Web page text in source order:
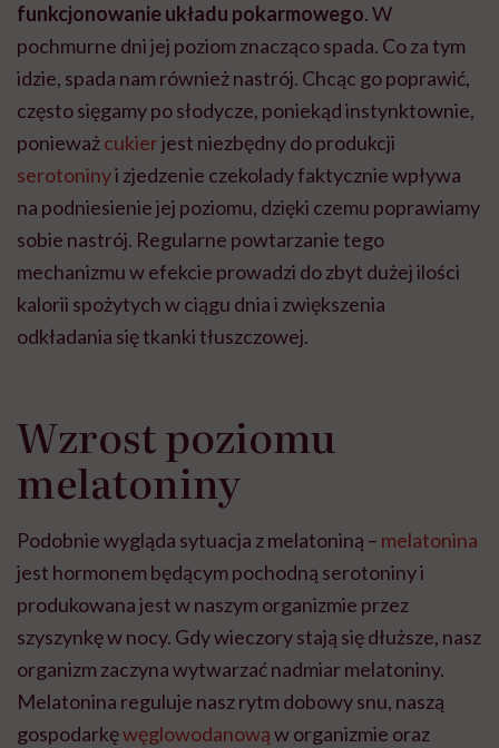
funkcjonowanie układu pokarmowego. W
pochmurne dni jej poziom znacząco spada. Co za tym
idzie, spada nam również nastrój. Chcąc go poprawić,
często sięgamy po słodycze, poniekąd instynktownie,
ponieważcukierjest niezbędny do produkcji
serotoninyi zjedzenie czekolady faktycznie wpływa
na podniesienie jej poziomu, dzięki czemu poprawiamy
sobie nastrój. Regularne powtarzanie tego
mechanizmu w efekcie prowadzi do zbyt dużej ilości
kalorii spożytych w ciągu dnia i zwiększenia
odkładania się tkanki tłuszczowej.
Wzrost poziomu
melatoniny
Podobnie wygląda sytuacja z melatoniną – melatonina
jest hormonem będącym pochodną serotoniny i
produkowana jest w naszym organizmie przez
szyszynkę w nocy. Gdy wieczory stają się dłuższe, nasz
organizm zaczyna wytwarzać nadmiar melatoniny.
Melatonina reguluje nasz rytm dobowy snu, naszą
gospodarkęwęglowodanowąw organizmie oraz